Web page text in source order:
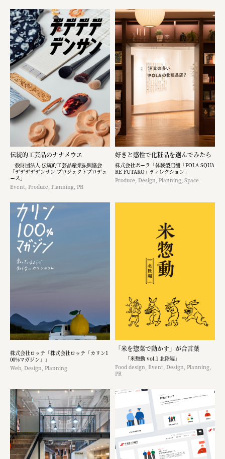
伝統的工芸品のナナメウエ
一般財団法人 伝統的工芸品産業振興協会
「デデデデデンサン プロジェクトプロデュ
ース」
Event, Produce, Planning, PR
好きと感性で化粧品を選んでみたら
株式会社ポーラ「体験型店舗「POLA SQUA
RE FUTAKO」ディレクション」
Produce, Design, Planning, Space
株式会社ロッテ「株式会社ロッテ「カリン1
00%マガジン」」
Web, Design, Planning
「米を惣菜で動かす」が合言葉
「米惣動 vol.1 北陸編」
Food design, Event, Design, Planning,
PR